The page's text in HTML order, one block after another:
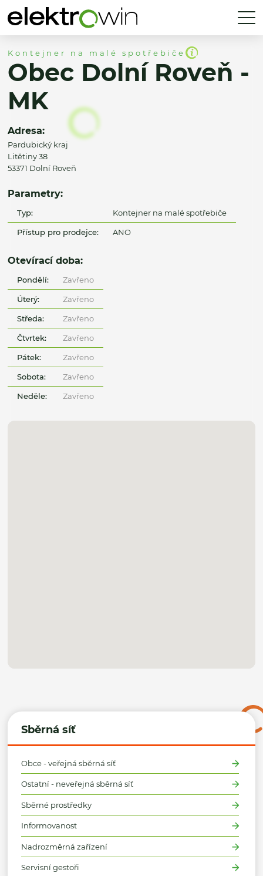
Sběrná síť
Obce - veřejná sběrná síť
Ostatní - neveřejná sběrná síť
Sběrné prostředky
Informovanost
Nadrozměrná zařízení
Servisní gestoři
Kontejner na malé spotřebiče
Obec Dolní Roveň -
MK
Adresa:
Pardubický kraj
Litětiny 38
53371 Dolní Roveň
Parametry:
Typ: Kontejner na malé spotřebiče
Přístup pro prodejce: ANO
Otevírací doba:
Pondělí: Zavřeno
Úterý: Zavřeno
Středa: Zavřeno
Čtvrtek: Zavřeno
Pátek: Zavřeno
Sobota: Zavřeno
Neděle: Zavřeno